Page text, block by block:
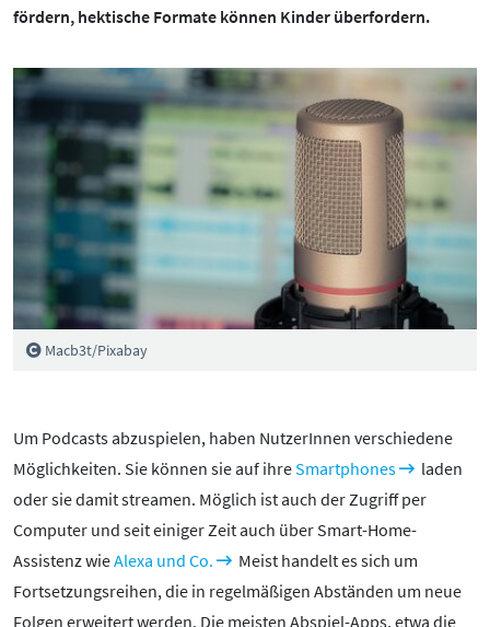
fördern, hektische Formate können Kinder überfordern.
Macb3t/Pixabay
Um Podcasts abzuspielen, haben NutzerInnen verschiedene
Möglichkeiten. Sie können sie auf ihreSmartphones
laden
oder sie damit streamen. Möglich ist auch der Zugriff per
Computer und seit einiger Zeit auch über Smart-Home-
Assistenz wieAlexa und Co.
Meist handelt es sich um
Fortsetzungsreihen, die in regelmäßigen Abständen um neue
Folgen erweitert werden. Die meisten Abspiel-Apps, etwa die
IMPRESSUM
DATENSCHUTZ
BARRIEREFREIHEIT
MATERIALIEN
MEDIENQUIZ
NEWSLETTER
Datenschutz
Cybergrooming
Cybermobbing
Instagram
Kinderrechte
Konsolen & PC
Lernen & Medien
Pornografie
Snapchat
TikTok
WhatsApp
YouTube